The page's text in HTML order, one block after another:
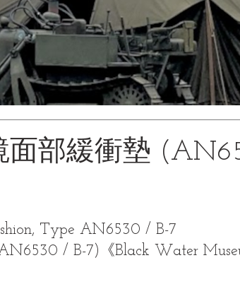
面部緩衝墊
Type AN6530 / B-7
/ B-7)《Black Water